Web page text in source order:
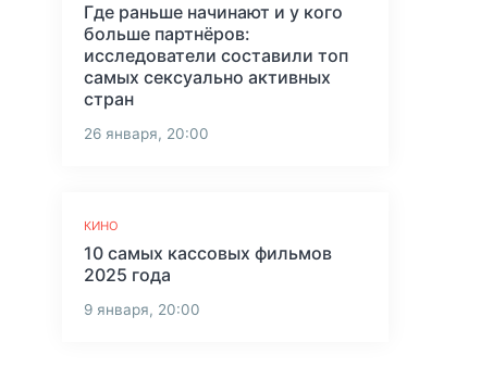
Где раньше начинают и у кого
больше партнёров:
исследователи составили топ
самых сексуально активных
стран
26 января, 20:00
КИНО
10 самых кассовых фильмов
2025 года
9 января, 20:00